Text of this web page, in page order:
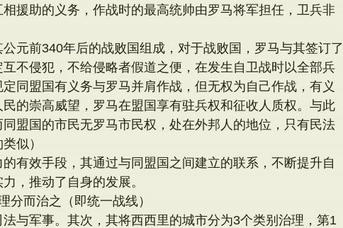
援助的义务，作战时的最高统帅由罗马将军担任，卫兵非
元前340年后的战败国组成，对于战败国，罗马与其签订了
不侵犯，不给侵略者假道之便，在发生自卫战时以全部兵
同盟国有义务与罗马并肩作战，但无权为自己作战，有义
的崇高威望，罗马在盟国享有驻兵权和征收人质权。与此
盟国的市民无罗马市民权，处在外邦人的地位，只有民法
似）
有效手段，其通过与同盟国之间建立的联系，不断提升自
，推动了自身的发展。
分而治之（即统一战线）
与军事。其次，其将西西里的城市分为3个类别治理，第1